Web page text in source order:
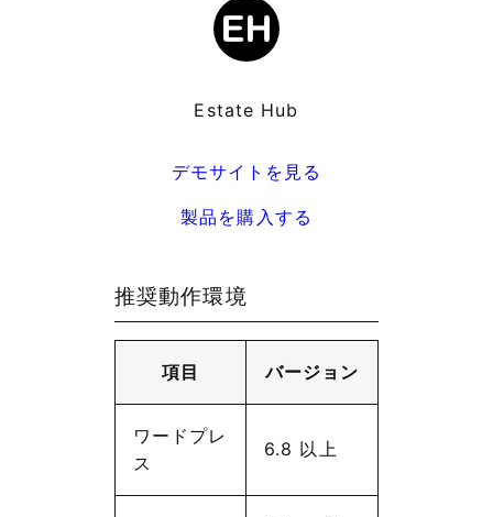
Estate Hub
デモサイトを見る
製品を購入する
推奨動作環境
項目 バージョン
ワードプレ
ス
6.8 以上